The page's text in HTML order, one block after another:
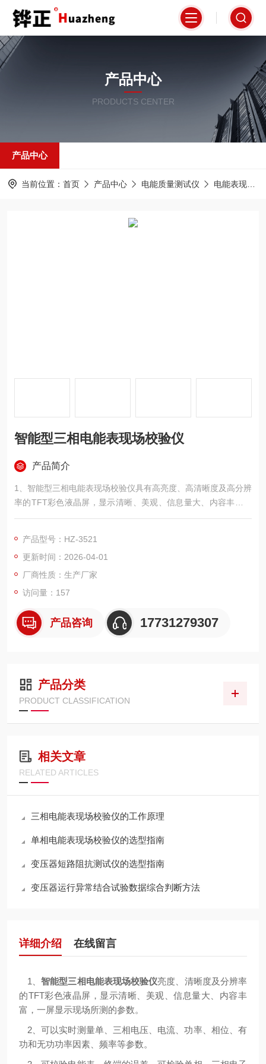
产品中心
PRODUCTS CENTER
产品中心
当前位置： 首页 产品中心 电能质量测试仪 电能表现场校验仪
智能型三相电能表现场校验仪
产品简介
1、智能型三相电能表现场校验仪具有高亮度、高清晰度及高分辨
率的TFT彩色液晶屏，显示清晰、美观、信息量大、内容丰富，
一屏显示现场所测的全部参数。
功率因素、频率等参数。
3、可校验电能表、终端的误差，可检验单相、三相电子式、感应
式有功、无功电能表。
4、脉冲输入方式有手动输入、光电输入、电脉冲输入三种方式。
产品型号：HZ-3521
更新时间：2026-04-01
厂商性质：生产厂家
访问量：157
产品咨询 17731279307
产品分类
PRODUCT CLASSIFICATION
相关文章
RELATED ARTICLES
三相电能表现场校验仪的工作原理
单相电能表现场校验仪的选型指南
变压器短路阻抗测试仪的选型指南
变压器运行异常结合试验数据综合判断方法
详细介绍 在线留言
1、智能型三相电能表现场校验仪亮度、清晰度及分辨率
的TFT彩色液晶屏，显示清晰、美观、信息量大、内容丰
富，一屏显示现场所测的参数。
2、可以实时测量单、三相电压、电流、功率、相位、有
功和无功功率因素、频率等参数。